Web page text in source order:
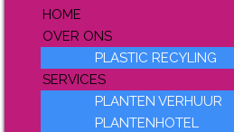
HOME
OVER ONS
PLASTIC RECYLING
SERVICES
PLANTEN VERHUUR
PLANTENHOTEL